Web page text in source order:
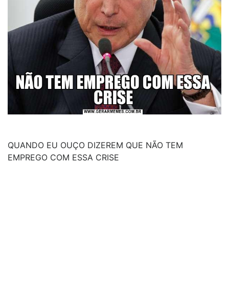
QUANDO EU OUÇO DIZEREM QUE NÃO TEM
EMPREGO COM ESSA CRISE